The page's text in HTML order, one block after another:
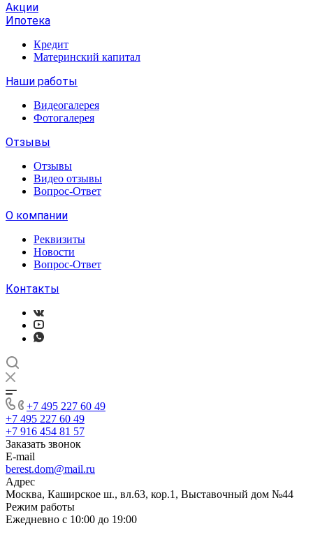
Акции
Ипотека
Кредит
Материнский капитал
Наши работы
Видеогалерея
Фотогалерея
Отзывы
Отзывы
Видео отзывы
Вопрос-Ответ
О компании
Реквизиты
Новости
Вопрос-Ответ
Контакты
+7 495 227 60 49
+7 495 227 60 49
+7 916 454 81 57
Заказать звонок
E-mail
berest.dom@mail.ru
Адрес
Москва, Каширское ш., вл.63, кор.1, Выставочный дом №44
Режим работы
Ежедневно с 10:00 до 19:00